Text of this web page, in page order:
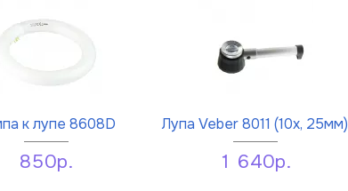
к лупе 8608D
850р.
Лупа Veber 8011 (10х, 25мм)
1 640р.